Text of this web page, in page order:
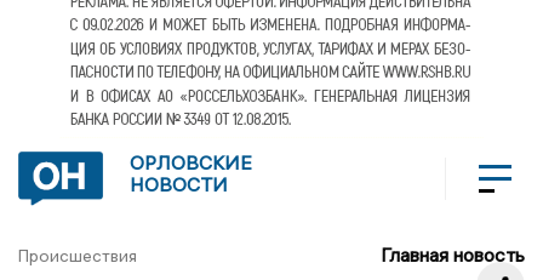
ОРЛОВСКИЕ
НОВОСТИ
Происшествия Главная новость